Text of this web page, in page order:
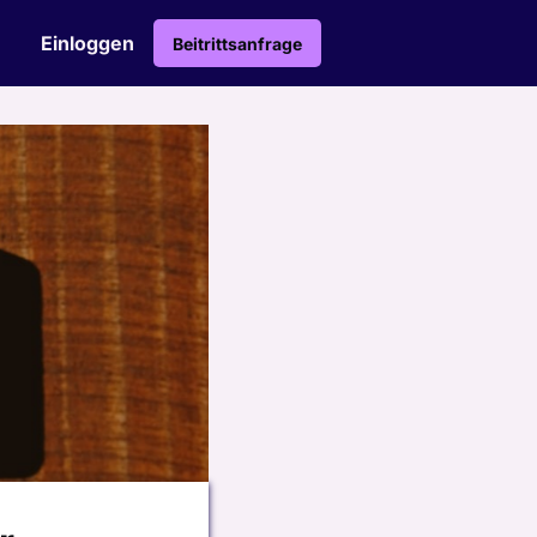
Einloggen Beitrittsanfrage